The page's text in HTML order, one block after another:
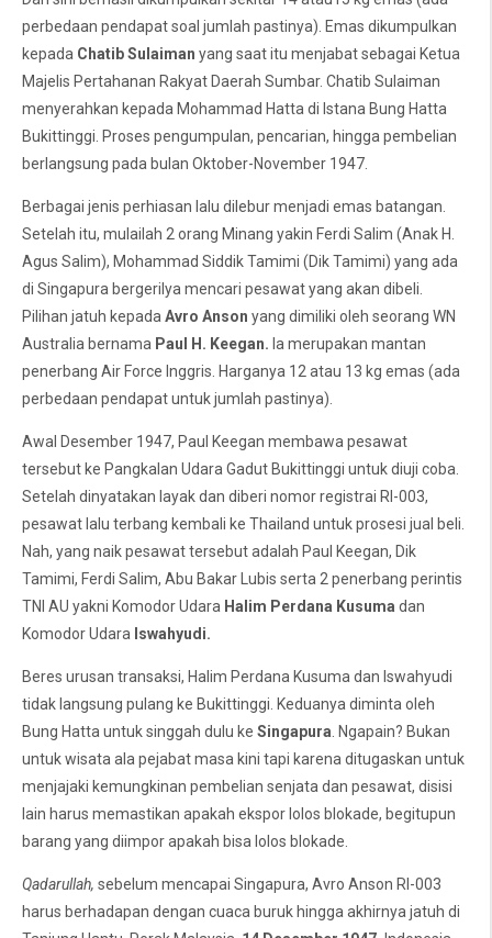
perbedaan pendapat soal jumlah pastinya). Emas dikumpulkan
kepada Chatib Sulaiman yang saat itu menjabat sebagai Ketua
Majelis Pertahanan Rakyat Daerah Sumbar. Chatib Sulaiman
menyerahkan kepada Mohammad Hatta di Istana Bung Hatta
Bukittinggi. Proses pengumpulan, pencarian, hingga pembelian
berlangsung pada bulan Oktober-November 1947.
Berbagai jenis perhiasan lalu dilebur menjadi emas batangan.
Setelah itu, mulailah 2 orang Minang yakin Ferdi Salim (Anak H.
Agus Salim), Mohammad Siddik Tamimi (Dik Tamimi) yang ada
di Singapura bergerilya mencari pesawat yang akan dibeli.
Pilihan jatuh kepadaAvro Anson yang dimiliki oleh seorang WN
Australia bernama Paul H. Keegan. Ia merupakan mantan
penerbang Air Force Inggris. Harganya 12 atau 13 kg emas (ada
perbedaan pendapat untuk jumlah pastinya).
Awal Desember 1947, Paul Keegan membawa pesawat
tersebut ke Pangkalan Udara Gadut Bukittinggi untuk diuji coba.
Setelah dinyatakan layak dan diberi nomor registrai RI-003,
pesawat lalu terbang kembali ke Thailand untuk prosesi jual beli.
Nah, yang naik pesawat tersebut adalah Paul Keegan, Dik
Tamimi, Ferdi Salim, Abu Bakar Lubis serta 2 penerbang perintis
TNI AU yakni Komodor Udara Halim Perdana Kusuma dan
Komodor Udara Iswahyudi.
Beres urusan transaksi, Halim Perdana Kusuma dan Iswahyudi
tidak langsung pulang ke Bukittinggi. Keduanya diminta oleh
Bung Hatta untuk singgah dulu ke Singapura. Ngapain? Bukan
untuk wisata ala pejabat masa kini tapi karena ditugaskan untuk
menjajaki kemungkinan pembelian senjata dan pesawat, disisi
lain harus memastikan apakah ekspor lolos blokade, begitupun
barang yang diimpor apakah bisa lolos blokade.
Qadarullah, sebelum mencapai Singapura, Avro Anson RI-003
harus berhadapan dengan cuaca buruk hingga akhirnya jatuh di